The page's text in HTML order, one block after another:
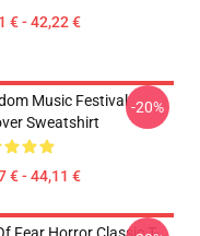
€ - 42,22 €
Music Festival
Sweatshirt
€ - 44,11 €
-20%